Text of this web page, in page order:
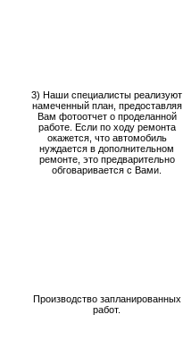
3) Наши специалисты реализуют
намеченный план, предоставляя
Вам фотоотчет о проделанной
работе. Если по ходу ремонта
окажется, что автомобиль
нуждается в дополнительном
ремонте, это предварительно
обговаривается с Вами.
Производство запланированных
работ.